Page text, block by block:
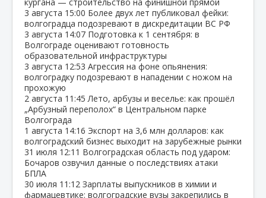
3 августа 15:00 Более двух лет публиковал фейки:
волгоградца подозревают в дискредитации ВС РФ
3 августа 14:07 Подготовка к 1 сентября: в
Волгограде оценивают готовность
образовательной инфраструктуры
3 августа 12:53 Агрессия на фоне опьянения:
волгоградку подозревают в нападении с ножом на
прохожую
2 августа 11:45 Лето, арбузы и веселье: как прошёл
„Арбузный переполох“ в Центральном парке
Волгограда
1 августа 14:16 Экспорт на 3,6 млн долларов: как
волгоградский бизнес выходит на зарубежные рынки
31 июля 12:11 Волгоградская область под ударом:
Бочаров озвучил данные о последствиях атаки
БПЛА
30 июля 11:12 Зарплаты выпускников в химии и
фармацевтике: волгоградские вузы закрепились в